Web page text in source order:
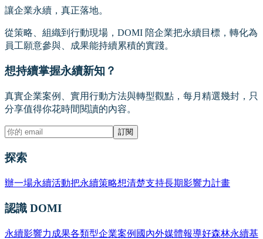
讓企業永續，真正落地。
從策略、組織到行動現場，DOMI 陪企業把永續目標，轉化為
員工願意參與、成果能持續累積的實踐。
想持續掌握永續新知？
真實企業案例、實用行動方法與轉型觀點，每月精選幾封，只
分享值得你花時間閱讀的內容。
訂閱
探索
辦一場永續活動把永續策略想清楚支持長期影響力計畫
認識 DOMI
永續影響力成果各類型企業案例 國內外媒體報導好森林永續基